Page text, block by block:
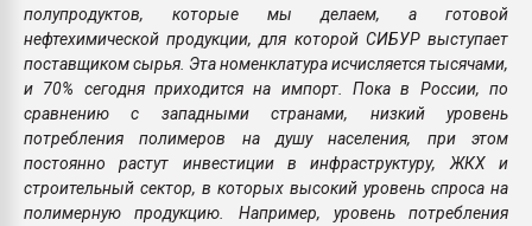
полупродуктов, которые мы делаем, а готовой
нефтехимической продукции, для которой СИБУР выступает
поставщиком сырья. Эта номенклатура исчисляется тысячами,
и 70% сегодня приходится на импорт. Пока в России, по
сравнению с западными странами, низкий уровень
потребления полимеров на душу населения, при этом
постоянно растут инвестиции в инфраструктуру, ЖКХ и
строительный сектор, в которых высокий уровень спроса на
полимерную продукцию. Например, уровень потребления